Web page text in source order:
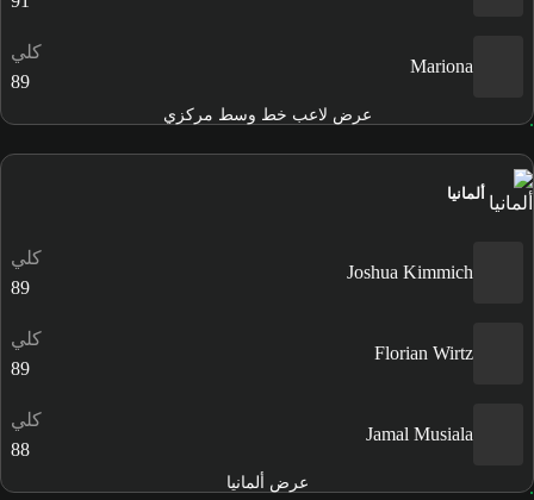
Mariona
كلي
89
عرض لاعب خط وسط مركزي
ألمانيا
Joshua Kimmich
كلي
89
Florian Wirtz
كلي
89
Jamal Musiala
كلي
88
عرض ألمانيا